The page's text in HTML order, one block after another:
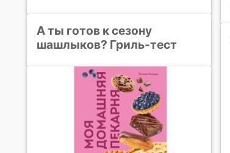
А ты готов к сезону
шашлыков? Гриль-тест